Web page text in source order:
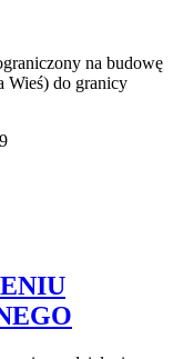
na budowę
Wieś) do granicy